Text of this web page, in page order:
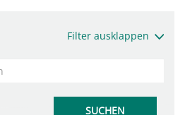
Filter ausklappen